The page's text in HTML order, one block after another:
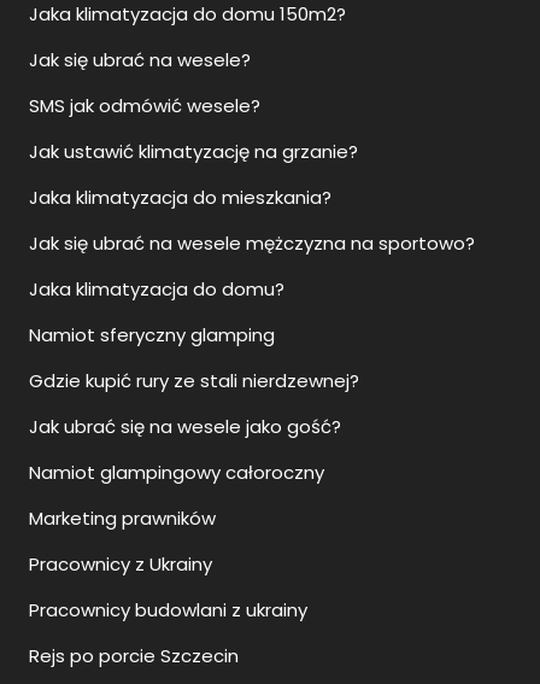
Jaka klimatyzacja do domu 150m2?
Jak się ubrać na wesele?
SMS jak odmówić wesele?
Jak ustawić klimatyzację na grzanie?
Jaka klimatyzacja do mieszkania?
Jak się ubrać na wesele mężczyzna na sportowo?
Jaka klimatyzacja do domu?
Namiot sferyczny glamping
Gdzie kupić rury ze stali nierdzewnej?
Jak ubrać się na wesele jako gość?
Namiot glampingowy całoroczny
Marketing prawników
Pracownicy z Ukrainy
Pracownicy budowlani z ukrainy
Rejs po porcie Szczecin